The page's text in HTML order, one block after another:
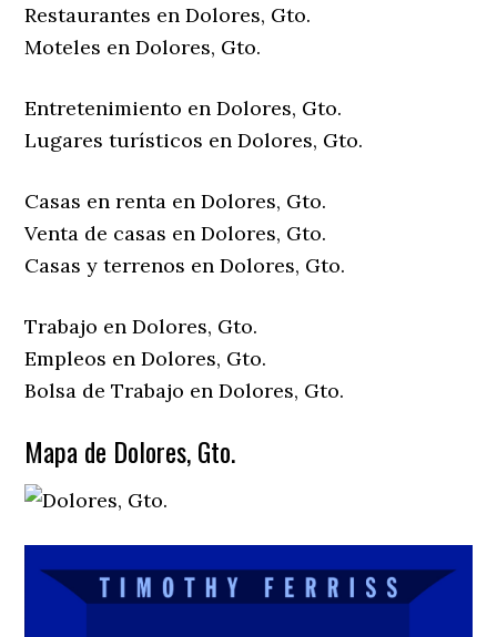
Restaurantes en Dolores, Gto.
Moteles en Dolores, Gto.
Entretenimiento en Dolores, Gto.
Lugares turísticos en Dolores, Gto.
Casas en renta en Dolores, Gto.
Venta de casas en Dolores, Gto.
Casas y terrenos en Dolores, Gto.
Trabajo en Dolores, Gto.
Empleos en Dolores, Gto.
Bolsa de Trabajo en Dolores, Gto.
Mapa de Dolores, Gto.